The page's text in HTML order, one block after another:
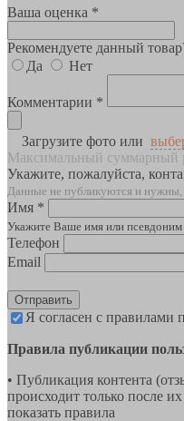
Ваша оценка *
Рекомендуете данный
Да
Нет
Комментарии *
Загрузите фото или
Максимальный суммарный
Укажите, пожалуйста,
Данные не публикуются и нужны,
Имя *
Укажите Ваше имя или псевдоним
Телефон
Email
Отправить
Я согласен с правилами
Правила публикации
• Публикация контента
происходит только после
показать правила